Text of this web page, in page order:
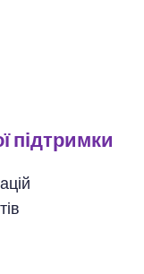
підтримки